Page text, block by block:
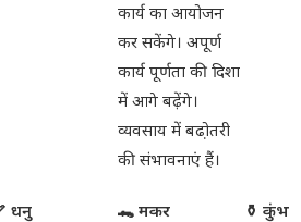
कार्य का आयोजन
कर सकेंगे। अपूर्ण
कार्य पूर्णता की दिशा
में आगे बढ़ेंगे।
व्यवसाय में बढो़तरी
की संभावनाएं हैं।
धनु
🐊 मकर
⚱ कुंभ